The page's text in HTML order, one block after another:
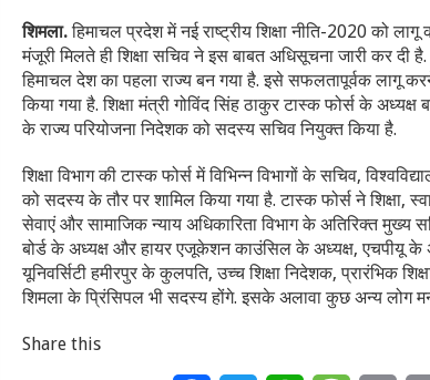
शिमला.हिमाचल प्रदेश में नई राष्ट्रीय शिक्षा नीति-2020 को
मंजूरी मिलते ही शिक्षा सचिव ने इस बाबत अधिसूचना जारी कर दी
हिमाचल देश का पहला राज्य बन गया है. इसे सफलतापूर्वक लागू
किया गया है. शिक्षा मंत्री गोविंद सिंह ठाकुर टास्क फोर्स के
के राज्य परियोजना निदेशक को सदस्य सचिव नियुक्त किया है.
शिक्षा विभाग की टास्क फोर्स में विभिन्न विभागों के सचिव,
को सदस्य के तौर पर शामिल किया गया है. टास्क फोर्स ने शिक्षा,
सेवाएं और सामाजिक न्याय अधिकारिता विभाग के अतिरिक्त मुख्य
बोर्ड के अध्यक्ष और हायर एजूकेशन काउंसिल के अध्यक्ष, एचपीयू के
यूनिवर्सिटी हमीरपुर के कुलपति, उच्च शिक्षा निदेशक, प्रारंभिक
शिमला के प्रिंसिपल भी सदस्य होंगे. इसके अलावा कुछ अन्य लोग
Share this